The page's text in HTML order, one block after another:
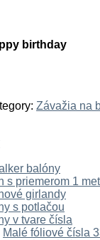
birthday
Závažia na
balóny
s priemerom 1
girlandy
s potlačou
v tvare čísla
Malé fóliové čísla